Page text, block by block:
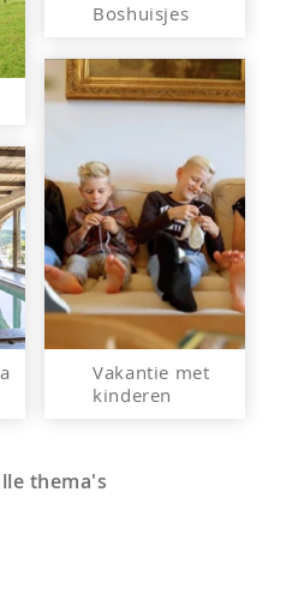
Boshuisjes
Vakantie met
kinderen
thema's